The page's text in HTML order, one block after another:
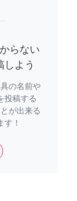
らない
しよう
の名前や
投稿する
が出来る
！